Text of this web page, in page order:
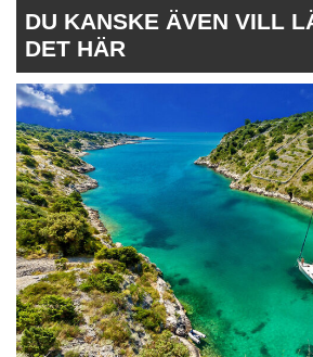
DU KANSKE ÄVEN VILL
DET HÄR